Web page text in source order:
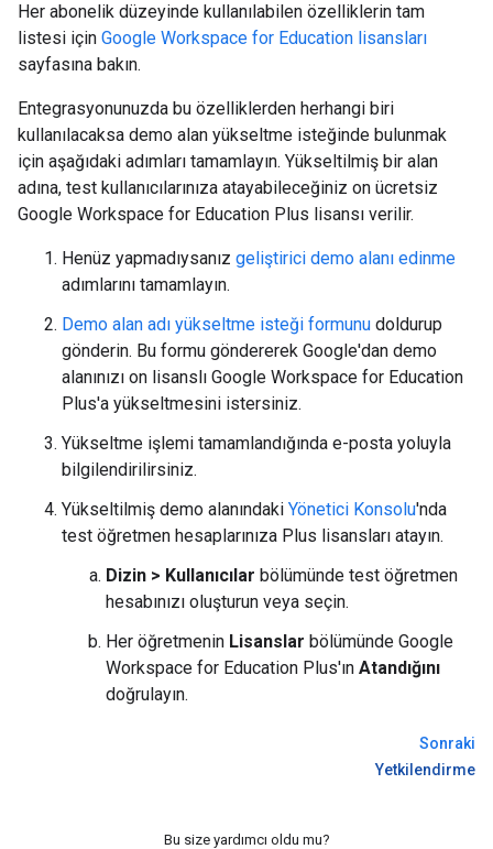
Her abonelik düzeyinde kullanılabilen özelliklerin tam
listesi için Google Workspace for Education lisansları
sayfasına bakın.
Entegrasyonunuzda bu özelliklerden herhangi biri
kullanılacaksa demo alan yükseltme isteğinde bulunmak
için aşağıdaki adımları tamamlayın. Yükseltilmiş bir alan
adına, test kullanıcılarınıza atayabileceğiniz on ücretsiz
Google Workspace for Education Plus lisansı verilir.
Henüz yapmadıysanız geliştirici demo alanı edinme
adımlarını tamamlayın.
Demo alan adı yükseltme isteği formunu doldurup
gönderin. Bu formu göndererek Google'dan demo
alanınızı on lisanslı Google Workspace for Education
Plus'a yükseltmesini istersiniz.
Yükseltme işlemi tamamlandığında e-posta yoluyla
bilgilendirilirsiniz.
Yükseltilmiş demo alanındaki Yönetici Konsolu'nda
test öğretmen hesaplarınıza Plus lisansları atayın.
Dizin > Kullanıcılar bölümünde test öğretmen
hesabınızı oluşturun veya seçin.
Her öğretmenin Lisanslar bölümünde Google
Workspace for Education Plus'ın Atandığını
doğrulayın.
Sonraki
Yetkilendirme
Bu size yardımcı oldu mu?